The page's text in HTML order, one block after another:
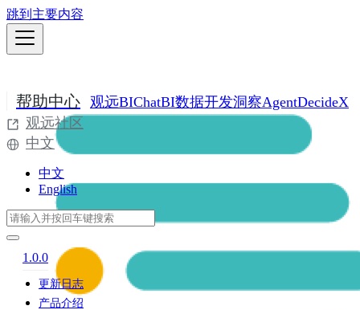
跳到主要内容
帮助中心 观远BIChatBI数据开发洞察AgentDecideX
观远社区
中文
中文
English
1.0.0
更新日志
产品介绍